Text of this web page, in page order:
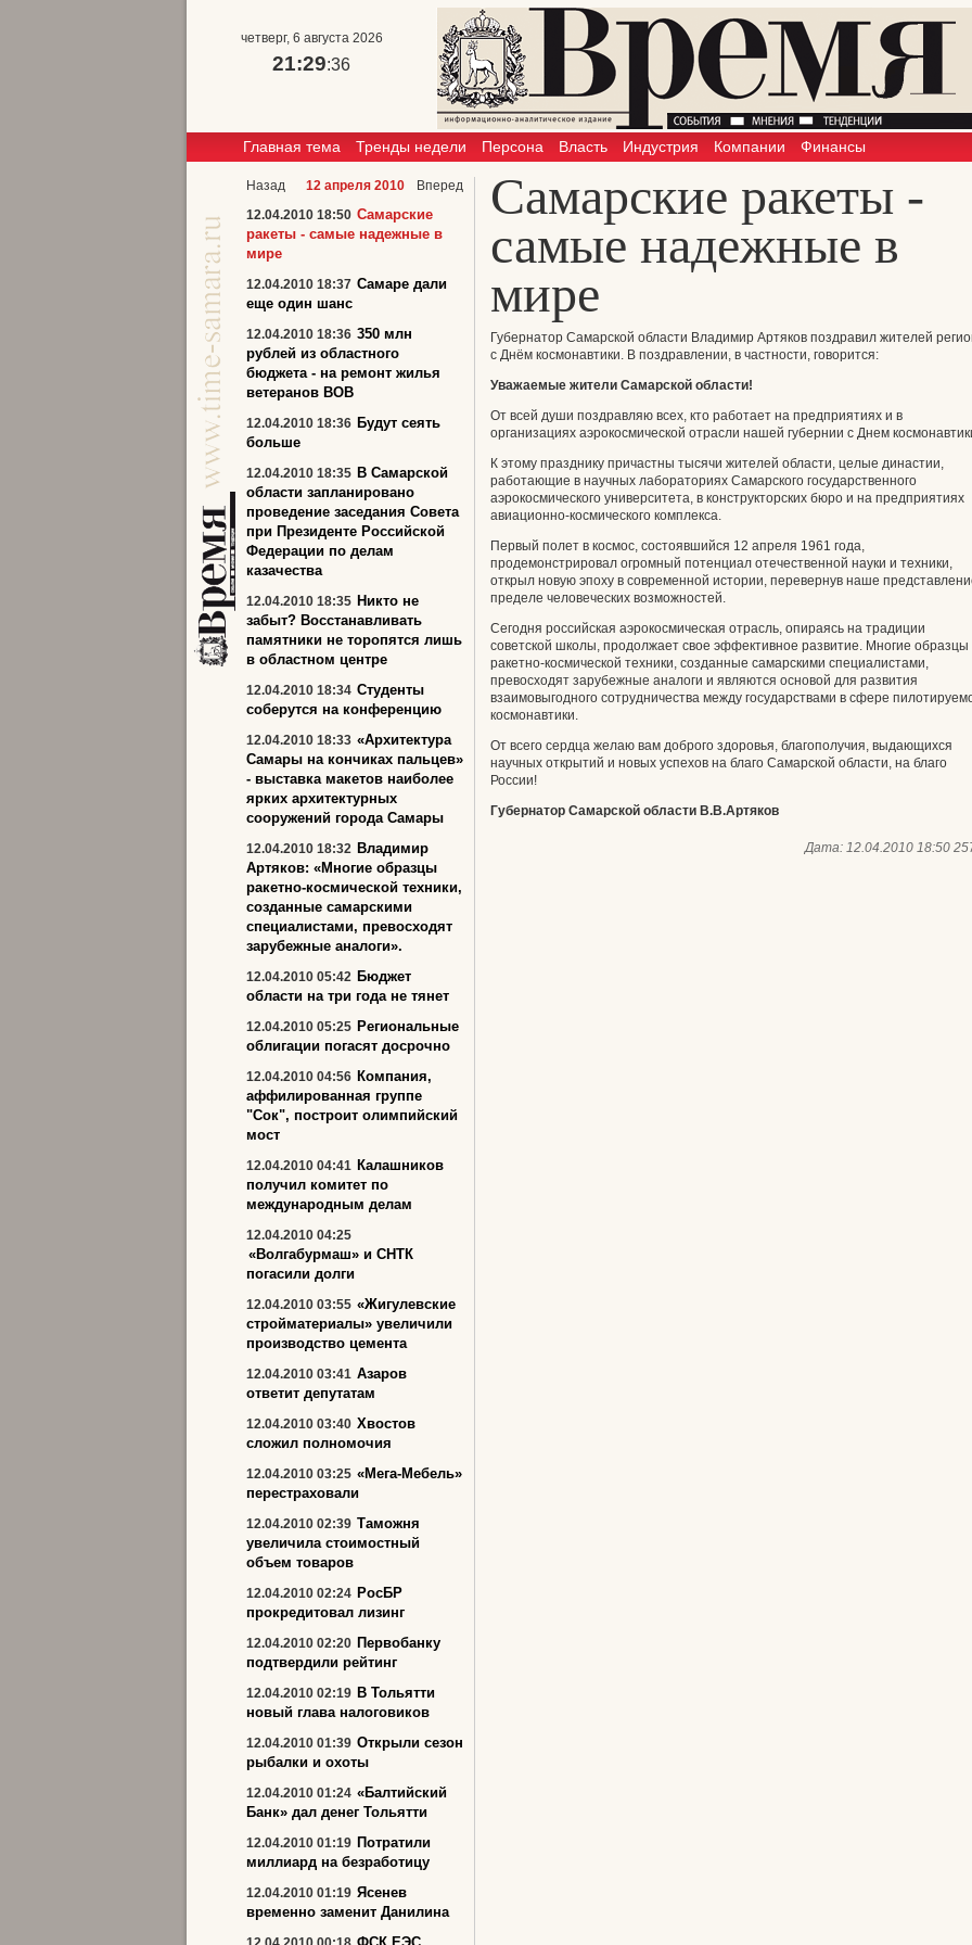
четверг, 6 августа 2026
21:29:36
Главная тема Тренды недели Персона Власть Индустрия Компании Финансы
Самарские ракеты -
самые надежные в
мире
Губернатор Самарской области Владимир Артяков поздравил жителей
с Днём космонавтики. В поздравлении, в частности, говорится:
Уважаемые жители Самарской области!
От всей души поздравляю всех, кто работает на предприятиях и в
организациях аэрокосмической отрасли нашей губернии с Днем
К этому празднику причастны тысячи жителей области, целые династии,
работающие в научных лабораториях Самарского государственного
аэрокосмического университета, в конструкторских бюро и на предприятиях
авиационно-космического комплекса.
Первый полет в космос, состоявшийся 12 апреля 1961 года,
продемонстрировал огромный потенциал отечественной науки и техники,
открыл новую эпоху в современной истории, перевернув наше
пределе человеческих возможностей.
Сегодня российская аэрокосмическая отрасль, опираясь на традиции
советской школы, продолжает свое эффективное развитие. Многие образцы
ракетно-космической техники, созданные самарскими специалистами,
превосходят зарубежные аналоги и являются основой для развития
взаимовыгодного сотрудничества между государствами в сфере
космонавтики.
От всего сердца желаю вам доброго здоровья, благополучия, выдающихся
научных открытий и новых успехов на благо Самарской области, на благо
России!
Губернатор Самарской области В.В.Артяков
Дата: 12.04.2010 18:50
Назад 12 апреля 2010
Вперед
12.04.2010 18:50 Самарские
ракеты - самые надежные в
мире
12.04.2010 18:37 Самаре дали
еще один шанс
12.04.2010 18:36 350 млн
рублей из областного
бюджета - на ремонт жилья
ветеранов ВОВ
12.04.2010 18:36 Будут сеять
больше
12.04.2010 18:35 В Самарской
области запланировано
проведение заседания Совета
при Президенте Российской
Федерации по делам
казачества
12.04.2010 18:35 Никто не
забыт? Восстанавливать
памятники не торопятся лишь
в областном центре
12.04.2010 18:34 Студенты
соберутся на конференцию
12.04.2010 18:33 «Архитектура
Самары на кончиках пальцев»
- выставка макетов наиболее
ярких архитектурных
сооружений города Самары
12.04.2010 18:32 Владимир
Артяков: «Многие образцы
ракетно-космической техники,
созданные самарскими
специалистами, превосходят
зарубежные аналоги».
12.04.2010 05:42 Бюджет
области на три года не тянет
12.04.2010 05:25 Региональные
облигации погасят досрочно
12.04.2010 04:56 Компания,
аффилированная группе
"Сок", построит олимпийский
мост
12.04.2010 04:41 Калашников
получил комитет по
международным делам
12.04.2010 04:25
«Волгабурмаш» и СНТК
погасили долги
12.04.2010 03:55 «Жигулевские
стройматериалы» увеличили
производство цемента
12.04.2010 03:41 Азаров
ответит депутатам
12.04.2010 03:40 Хвостов
сложил полномочия
12.04.2010 03:25 «Мега-Мебель»
перестраховали
12.04.2010 02:39 Таможня
увеличила стоимостный
объем товаров
12.04.2010 02:24 РосБР
прокредитовал лизинг
12.04.2010 02:20 Первобанку
подтвердили рейтинг
12.04.2010 02:19 В Тольятти
новый глава налоговиков
12.04.2010 01:39 Открыли сезон
рыбалки и охоты
12.04.2010 01:24 «Балтийский
Банк» дал денег Тольятти
12.04.2010 01:19 Потратили
миллиард на безработицу
12.04.2010 01:19 Ясенев
временно заменит Данилина